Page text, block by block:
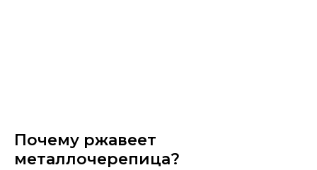
Почему ржавеет
металлочерепица?